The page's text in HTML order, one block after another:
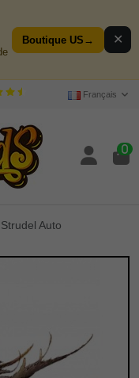
Boutique US → ✕
Français
0
Auto